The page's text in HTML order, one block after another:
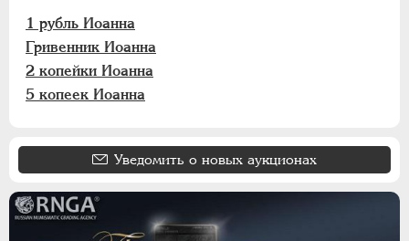
1 рубль Иоанна
Гривенник Иоанна
2 копейки Иоанна
5 копеек Иоанна
Уведомить о новых аукционах